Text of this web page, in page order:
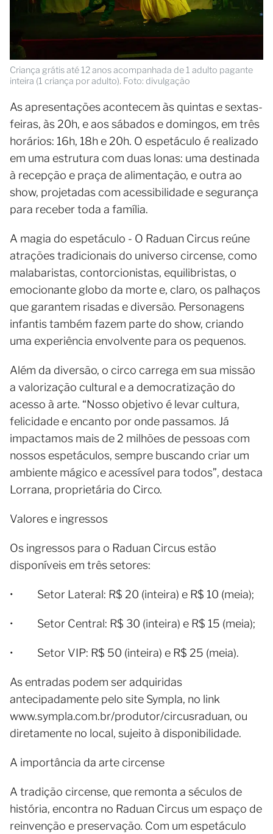
Criança grátis até 12 anos acompanhada de 1 adulto pagante
inteira (1 criança por adulto). Foto: divulgação
As apresentações acontecem às quintas e sextas-
feiras, às 20h, e aos sábados e domingos, em três
horários: 16h, 18h e 20h. O espetáculo é realizado
em uma estrutura com duas lonas: uma destinada
à recepção e praça de alimentação, e outra ao
show, projetadas com acessibilidade e segurança
para receber toda a família.
A magia do espetáculo - O Raduan Circus reúne
atrações tradicionais do universo circense, como
malabaristas, contorcionistas, equilibristas, o
emocionante globo da morte e, claro, os palhaços
que garantem risadas e diversão. Personagens
infantis também fazem parte do show, criando
uma experiência envolvente para os pequenos.
Além da diversão, o circo carrega em sua missão
a valorização cultural e a democratização do
acesso à arte. “Nosso objetivo é levar cultura,
felicidade e encanto por onde passamos. Já
impactamos mais de 2 milhões de pessoas com
nossos espetáculos, sempre buscando criar um
ambiente mágico e acessível para todos”, destaca
Lorrana, proprietária do Circo.
Valores e ingressos
Os ingressos para o Raduan Circus estão
disponíveis em três setores:
• Setor Lateral: R$ 20 (inteira) e R$ 10 (meia);
• Setor Central: R$ 30 (inteira) e R$ 15 (meia);
• Setor VIP: R$ 50 (inteira) e R$ 25 (meia).
As entradas podem ser adquiridas
antecipadamente pelo site Sympla, no link
www.sympla.com.br/produtor/circusraduan, ou
diretamente no local, sujeito à disponibilidade.
A importância da arte circense
A tradição circense, que remonta a séculos de
história, encontra no Raduan Circus um espaço de
reinvenção e preservação. Com um espetáculo